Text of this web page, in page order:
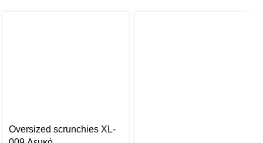
Oversized scrunchies XL-